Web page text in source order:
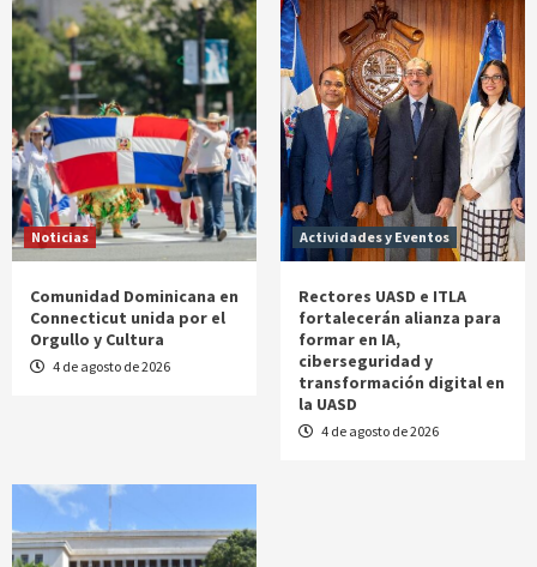
Noticias
Comunidad Dominicana en
Connecticut unida por el
Orgullo y Cultura
4 de agosto de 2026
Actividades y Eventos
Rectores UASD e ITLA
fortalecerán alianza para
formar en IA,
ciberseguridad y
transformación digital en
la UASD
4 de agosto de 2026